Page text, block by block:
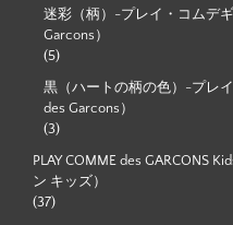
迷彩（柄）-プレイ・コムデ
Garcons）
(5)
黒（ハートの柄の色）-プレ
des Garcons）
(3)
PLAY COMME des GARCONS
ン キッズ）
(37)